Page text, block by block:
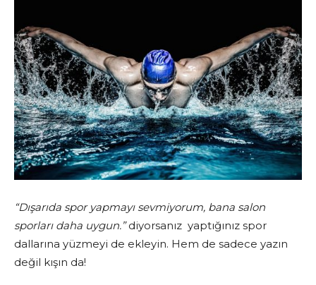
“Dışarıda spor yapmayı sevmiyorum, bana salon
sporları daha uygun.”diyorsanız yaptığınız spor
dallarına yüzmeyi de ekleyin. Hem de sadece yazın
değil kışın da!